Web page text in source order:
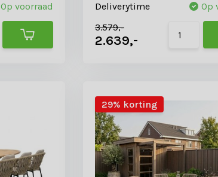
Op voorraad
Deliverytime
Op
3.579,-
2.639,-
29% korting